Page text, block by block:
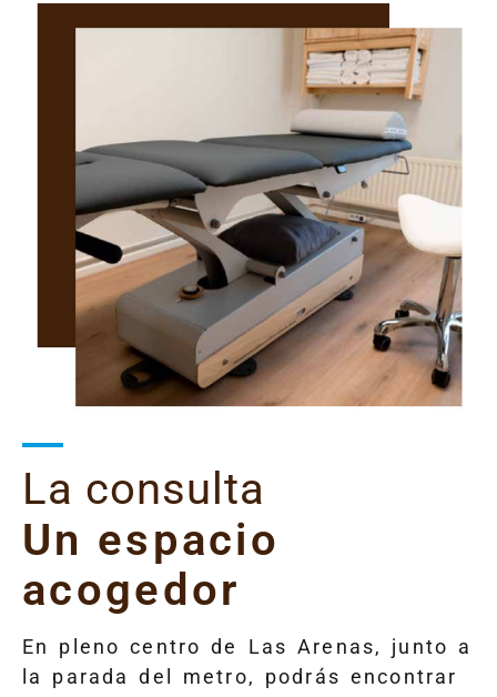
La consulta
Un espacio
acogedor
En pleno centro de Las Arenas, junto a
la parada del metro, podrás encontrar